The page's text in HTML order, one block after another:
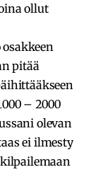
ollut
pitää
– 2000
olevan
ei ilmesty